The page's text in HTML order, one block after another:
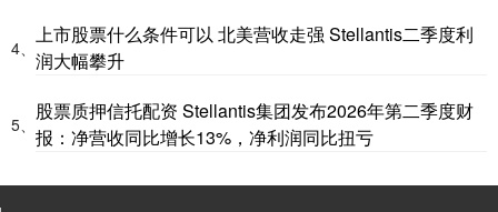
4、
上市股票什么条件可以 北美营收走强 Stellantis二季度利
润大幅攀升
5、
股票质押信托配资 Stellantis集团发布2026年第二季度财
报：净营收同比增长13%，净利润同比扭亏